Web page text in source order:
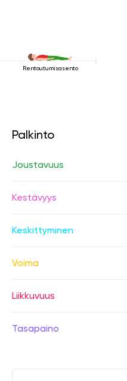
Rentoutumisasento
Palkinto
Joustavuus
Kestävyys
Keskittyminen
Voima
Liikkuvuus
Tasapaino